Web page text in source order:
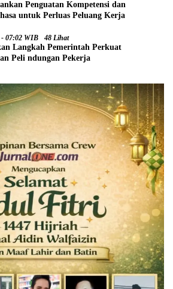
Penguatan Kompetensi dan
untuk Perluas Peluang Kerja
- 07:02 WIB 48 Lihat
Langkah Pemerintah Perkuat
Peli ndungan Pekerja